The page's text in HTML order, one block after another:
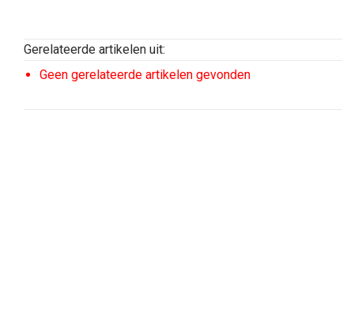
Gerelateerde artikelen uit:
Geen gerelateerde artikelen gevonden